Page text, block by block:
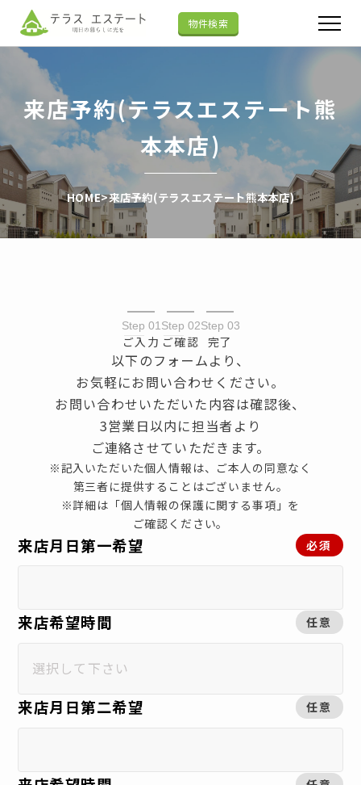
物件検索
来店予約(テラスエステート熊
本本店)
HOME>来店予約(テラスエステート熊本本店)
Step 01
ご入力
Step 02
ご確認
Step 03
完了
以下のフォームより、
お気軽にお問い合わせください。
お問い合わせいただいた内容は確認後、
3営業日以内に担当者より
ご連絡させていただきます。
※記入いただいた個人情報は、ご本人の同意なく
第三者に提供することはございません。
※詳細は「個人情報の保護に関する事項」を
ご確認ください。
必須
来店月日第一希望
任意
来店希望時間
任意
来店月日第二希望